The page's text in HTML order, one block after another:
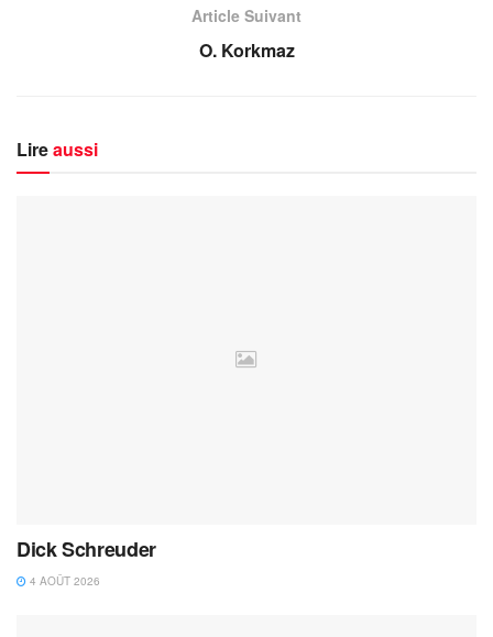
Article Suivant
O. Korkmaz
Lireaussi
Dick Schreuder
4 AOÛT 2026